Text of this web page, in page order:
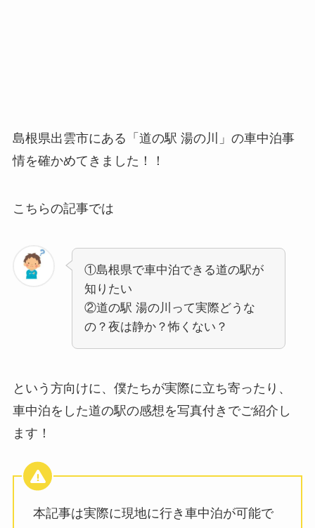
島根県出雲市にある「道の駅 湯の川」の車中泊事
情を確かめてきました！！
こちらの記事では
①島根県で車中泊できる道の駅が
知りたい
②道の駅 湯の川って実際どうな
の？夜は静か？怖くない？
という方向けに、僕たちが実際に立ち寄ったり、
車中泊をした道の駅の感想を写真付きでご紹介し
ます！
本記事は実際に現地に行き車中泊が可能で